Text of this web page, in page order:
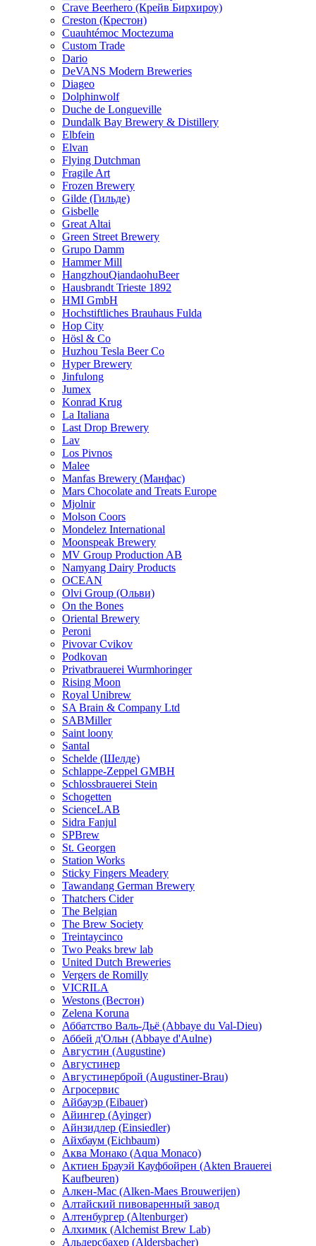
Crave Beerhero (Крейв Бирхироу)
Creston (Крестон)
Cuauhtémoc Moctezuma
Custom Trade
Dario
DeVANS Modern Breweries
Diageo
Dolphinwolf
Duche de Longueville
Dundalk Bay Brewery & Distillery
Elbfein
Elvan
Flying Dutchman
Fragile Art
Frozen Brewery
Gilde (Гильде)
Gisbelle
Great Altai
Green Street Brewery
Grupo Damm
Hammer Mill
HangzhouQiandaohuBeer
Hausbrandt Trieste 1892
HMI GmbH
Hochstiftliches Brauhaus Fulda
Hop City
Hösl & Co
Huzhou Tesla Beer Co
Hyper Brewery
Jinfulong
Jumex
Konrad Krug
La Italiana
Last Drop Brewery
Lav
Los Pivnos
Malee
Manfas Brewery (Манфас)
Mars Chocolate and Treats Europe
Mjolnir
Molson Coors
Mondelez International
Moonspeak Brewery
MV Group Production AB
Namyang Dairy Products
OCEAN
Olvi Group (Ольви)
On the Bones
Oriental Brewery
Peroni
Pivovar Cvikov
Podkovan
Privatbrauerei Wurmhoringer
Rising Moon
Royal Unibrew
SA Brain & Company Ltd
SABMiller
Saint loony
Santal
Schelde (Шелде)
Schlappe-Zeppel GMBH
Schlossbrauerei Stein
Schogetten
ScienceLAB
Sidra Fanjul
SPBrew
St. Georgen
Station Works
Sticky Fingers Meadery
Tawandang German Brewery
Thatchers Cider
The Belgian
The Brew Society
Treintaycinco
Two Peaks brew lab
United Dutch Breweries
Vergers de Romilly
VICRILA
Westons (Вестон)
Zelena Koruna
Аббатство Валь-Дьё (Abbaye du Val-Dieu)
Аббей д'Ольн (Abbaye d'Aulne)
Августин (Augustine)
Августинер
Августинерброй (Augustiner-Brau)
Агросервис
Айбауэр (Eibauer)
Айингер (Ayinger)
Айнзидлер (Einsiedler)
Айхбаум (Eichbaum)
Аква Монако (Aqua Monaco)
Актиен Брауэй Кауфбойрен (Akten Brauerei
Kaufbeuren)
Алкен-Мас (Alken-Maes Brouwerijen)
Алтайский пивоваренный завод
Алтенбургер (Altenburger)
Алхимик (Alchemist Brew Lab)
Альдерсбахер (Aldersbacher)